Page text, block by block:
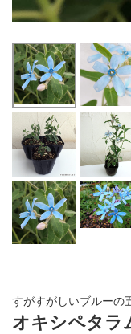
すがすがしいブルーの
オキシペタ